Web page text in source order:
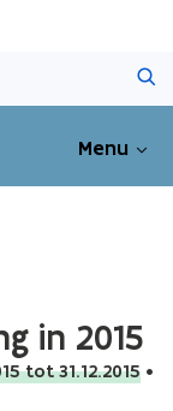
Menu
in 2015
tot 31.12.2015 •